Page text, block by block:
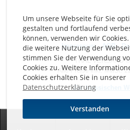
Um unsere Webseite für Sie
gestalten und fortlaufend
können, verwenden wir
die weitere Nutzung der
stimmen Sie der Verwendung
Cookies zu. Weitere
Cookies erhalten Sie in unserer
Datenschutzerklärung
Verstanden
Impressum-AGB-
THAL VERSAND ©
Alle Preise inkl. MwSt.
Zur klassischen